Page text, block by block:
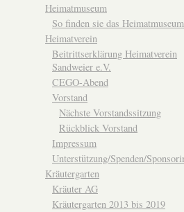
Heimatmuseum
So finden sie das Heimatmuseum
Heimatverein
Beitrittserklärung Heimatverein
Sandweier e.V.
CEGO-Abend
Vorstand
Nächste Vorstandssitzung
Rückblick Vorstand
Impressum
Unterstützung/Spenden/
Kräutergarten
Kräuter AG
Kräutergarten 2013 bis 2019